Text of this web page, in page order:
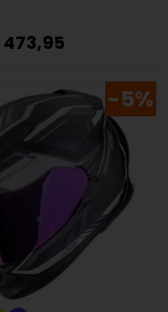
473,95
-5%